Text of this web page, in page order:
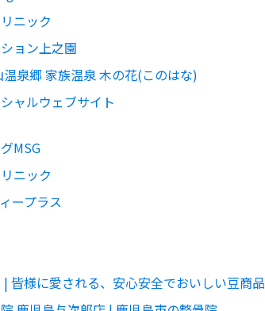
ニック
ョン上之園
泉郷 家族温泉 木の花(このはな)
ャルウェブサイト
MSG
ニック
ープラス
皆様に愛される、安心安全でおいしい豆商品